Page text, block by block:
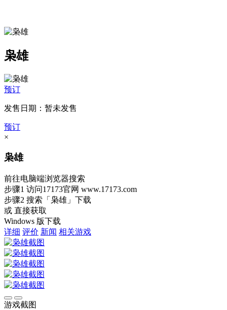
枭雄
预订
发售日期：暂未发售
预订
×
枭雄
前往电脑端浏览器搜索
步骤1 访问17173官网 www.17173.com
步骤2 搜索 「枭雄」 下载
或 直接获取
Windows 版下载
详细 评价 新闻 相关游戏
游戏截图